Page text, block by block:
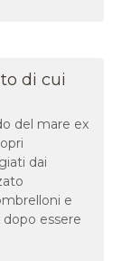
di cui
del mare ex
dai
e
dopo essere